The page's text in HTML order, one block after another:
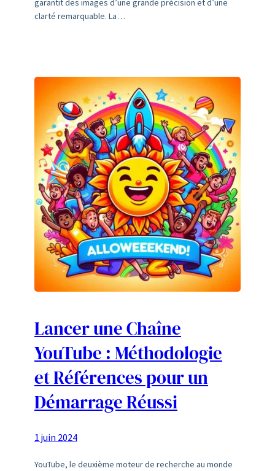
clarté remarquable. La…
Lancer une Chaîne
YouTube : Méthodologie
et Références pour un
Démarrage Réussi
1 juin 2024
YouTube, le deuxième moteur de recherche au monde